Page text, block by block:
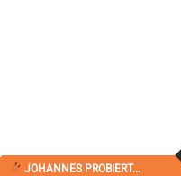
JOHANNES PROBIERT...